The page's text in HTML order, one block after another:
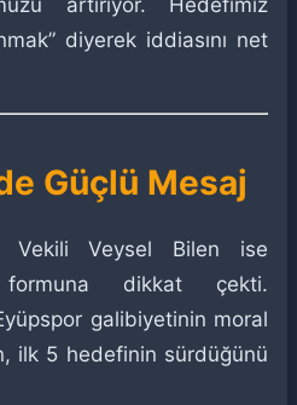
artırıyor. Hedefimiz
diyerek iddiasını net
Güçlü Mesaj
Vekili Veysel Bilen ise
formuna dikkat çekti.
galibiyetinin moral
ilk 5 hedefinin sürdüğünü